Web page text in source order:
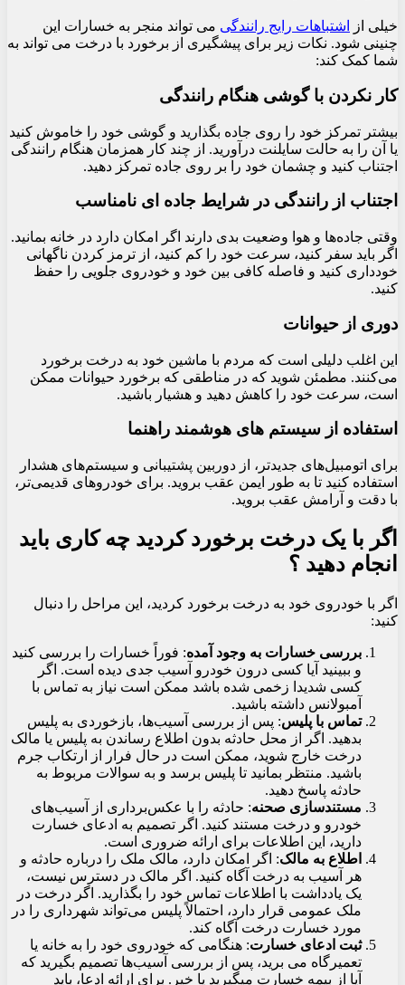
خیلی از اشتباهات رایج رانندگی می تواند منجر به خسارات این
چنینی شود. نکات زیر برای پیشگیری از برخورد با درخت می تواند به
شما کمک کند:
کار نکردن با گوشی هنگام رانندگی
بیشتر تمرکز خود را روی جاده بگذارید و گوشی خود را خاموش کنید
یا آن را به حالت سایلنت درآورید. از چند کار همزمان هنگام رانندگی
اجتناب کنید و چشمان خود را بر روی جاده تمرکز دهید.
اجتناب از رانندگی در شرایط جاده ای نامناسب
وقتی جاده‌ها و هوا وضعیت بدی دارند اگر امکان دارد در خانه بمانید.
اگر باید سفر کنید، سرعت خود را کم کنید، از ترمز کردن ناگهانی
خودداری کنید و فاصله کافی بین خود و خودروی جلویی را حفظ
کنید.
دوری از حیوانات
این اغلب دلیلی است که مردم با ماشین خود به درخت برخورد
می‌کنند. مطمئن شوید که در مناطقی که برخورد حیوانات ممکن
است، سرعت خود را کاهش دهید و هشیار باشید.
استفاده از سیستم های هوشمند راهنما
برای اتومبیل‌های جدیدتر، از دوربین پشتیبانی و سیستم‌های هشدار
استفاده کنید تا به طور ایمن عقب بروید. برای خودروهای قدیمی‌تر،
با دقت و آرامش عقب بروید.
اگر با یک درخت برخورد کردید چه کاری باید
انجام دهید ؟
اگر با خودروی خود به درخت برخورد کردید، این مراحل را دنبال
کنید:
بررسی خسارات به وجود آمده: فوراً خسارات را بررسی کنید
و ببینید آیا کسی درون خودرو آسیب جدی دیده است. اگر
کسی شدیدا زخمی شده باشد ممکن است نیاز به تماس با
آمبولانس داشته باشید.
تماس با پلیس: پس از بررسی آسیب‌ها، بازخوردی به پلیس
بدهید. اگر از محل حادثه بدون اطلاع رساندن به پلیس یا مالک
درخت خارج شوید، ممکن است در حال فرار از ارتکاب جرم
باشید. منتظر بمانید تا پلیس برسد و به سوالات مربوط به
حادثه پاسخ دهید.
مستندسازی صحنه: حادثه را با عکس‌برداری از آسیب‌های
خودرو و درخت مستند کنید. اگر تصمیم به ادعای خسارت
دارید، این اطلاعات برای ارائه ضروری است.
اطلاع به مالک: اگر امکان دارد، مالک ملک را درباره حادثه و
هر آسیب به درخت آگاه کنید. اگر مالک در دسترس نیست،
یک یادداشت با اطلاعات تماس خود را بگذارید. اگر درخت در
ملک عمومی قرار دارد، احتمالاً پلیس می‌تواند شهرداری را در
مورد خسارت درخت آگاه کند.
ثبت ادعای خسارت: هنگامی که خودروی خود را به خانه یا
تعمیرگاه می برید، پس از بررسی آسیب‌ها تصمیم بگیرید که
آیا از بیمه خسارت میگیرید یا خیر. برای ارائه ادعا، باید